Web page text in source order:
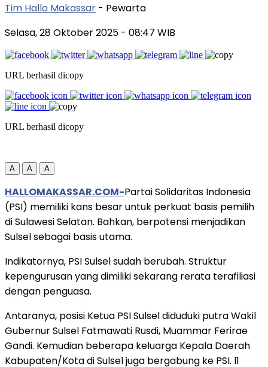
Tim Hallo Makassar - Pewarta
Selasa, 28 Oktober 2025 - 08:47 WIB
URL berhasil dicopy
URL berhasil dicopy
A A A
HALLOMAKASSAR.COM-Partai Solidaritas Indonesia
(PSI) memiliki kans besar untuk perkuat basis pemilih
di Sulawesi Selatan. Bahkan, berpotensi menjadikan
Sulsel sebagai basis utama.
Indikatornya, PSI Sulsel sudah berubah. Struktur
kepengurusan yang dimiliki sekarang rerata terafiliasi
dengan penguasa.
Antaranya, posisi Ketua PSI Sulsel diduduki putra Wakil
Gubernur Sulsel Fatmawati Rusdi, Muammar Ferirae
Gandi. Kemudian beberapa keluarga Kepala Daerah
Kabupaten/Kota di Sulsel juga bergabung ke PSI. l1